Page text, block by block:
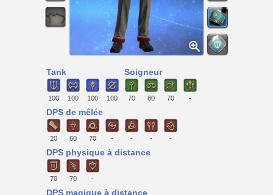
Tank
100 100 100 100
Soigneur
70 80 70 -
DPS de mêlée
20 60 70 - - - -
DPS physique à distance
70 70 -
DPS magique à distance